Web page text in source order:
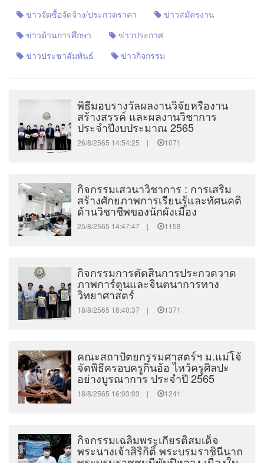
ข่าวจัดซื้อจัดจ้าง/ประกวดราคา
ข่าวสมัครงาน
ข่าวด้านการศึกษา
ข่าวประกาศ
ข่าวประชาสัมพันธ์
ข่าวกิจกรรม
พิธีมอบรางวัลผลงานวิจัยหรืองาน
สร้างสรรค์ และผลงานวิชาการ
ประจำปีงบประมาณ 2565
26/8/2565 14:54:25 | 1071
กิจกรรมเสวนาวิชาการ : การเสริม
สร้างศักยภาพการเรียนรู้และทัศนคติ
ด้านวิชาชีพของนักผังเมือง
25/8/2565 14:47:47 | 1158
กิจกรรมการตัดสินการประกวดวาด
ภาพการ์ตูนและจินตนาการทาง
วิทยาศาสตร์
18/8/2565 18:40:37 | 1371
คณะสถาปัตยกรรมศาสตร์ฯ ม.แม่โจ้
จัดพิธีครอบครูกิ๋นอ้อ ไหว้ครูศิลปะ
อย่างบูรณาการ ประจำปี 2565
18/8/2565 16:03:03 | 1241
กิจกรรมเฉลิมพระเกียรติสมเด็จ
พระนางเจ้าสิริกิติ์ พระบรมราชินีนาถ